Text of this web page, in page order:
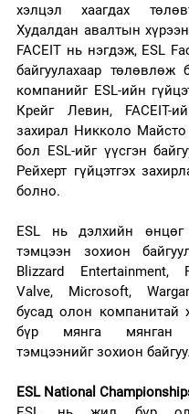
хэлцэл хаагдах
Худалдан авалтын
FACEIT нь нэгдэж, ESL
байгуулахаар
компанийг ESL-ийн
Крейг Левин, FACEIT-
захирал Никколо Майсто
бол ESL-ийг үүсгэн
Рейхерт гүйцэтгэх
болно.
ESL нь дэлхийн өнцөг
тэмцээн зохион
Blizzard Entertainment,
Valve, Microsoft,
бусад олон компанитай
бүр мянга мянган
тэмцээнийг зохион
ESL National